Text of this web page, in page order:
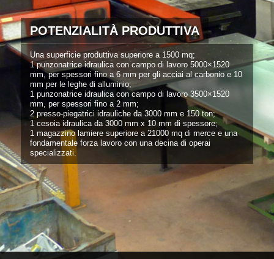
POTENZIALITÀ PRODUTTIVA
Una superficie produttiva superiore a 1500 mq;
1 punzonatrice idraulica con campo di lavoro 5000×1520
mm, per spessori fino a 6 mm per gli acciai al carbonio e 10
mm per le leghe di alluminio;
1 punzonatrice idraulica con campo di lavoro 3500×1520
mm, per spessori fino a 2 mm;
2 presso-piegatrici idrauliche da 3000 mm e 150 ton;
1 cesoia idraulica da 3000 mm x 10 mm di spessore;
1 magazzino lamiere superiore a 21000 mq di merce e una
fondamentale forza lavoro con una decina di operai
specializzati.